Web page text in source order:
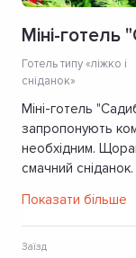
Міні-готель
Готель типу «ліжко і
сніданок»
Міні-готель
запропонують
необхідним.
смачний
Показати більше
Заїзд